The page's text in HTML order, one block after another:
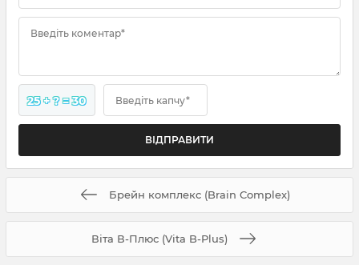
Введіть коментар*
25 + ? = 30 Введіть капчу*
Брейн комплекс (Brain Complex)
Віта В-Плюс (Vita B-Plus)